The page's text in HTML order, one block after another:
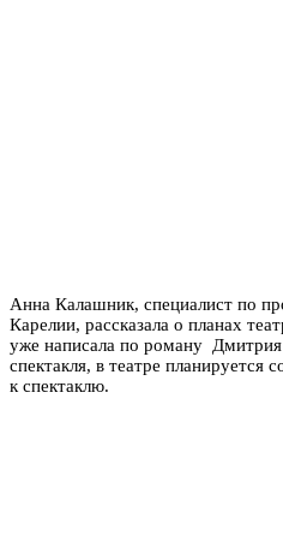
Анна Калашник, специалист по
Карелии, рассказала о планах
уже написала по роману
спектакля, в театре планируется
к спектаклю.